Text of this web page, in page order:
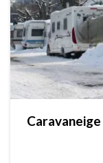
Caravaneige